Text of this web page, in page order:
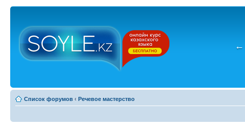
←
Список форумов ‹ Речевое мастерство